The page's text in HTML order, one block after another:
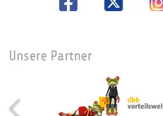
Unsere Partner